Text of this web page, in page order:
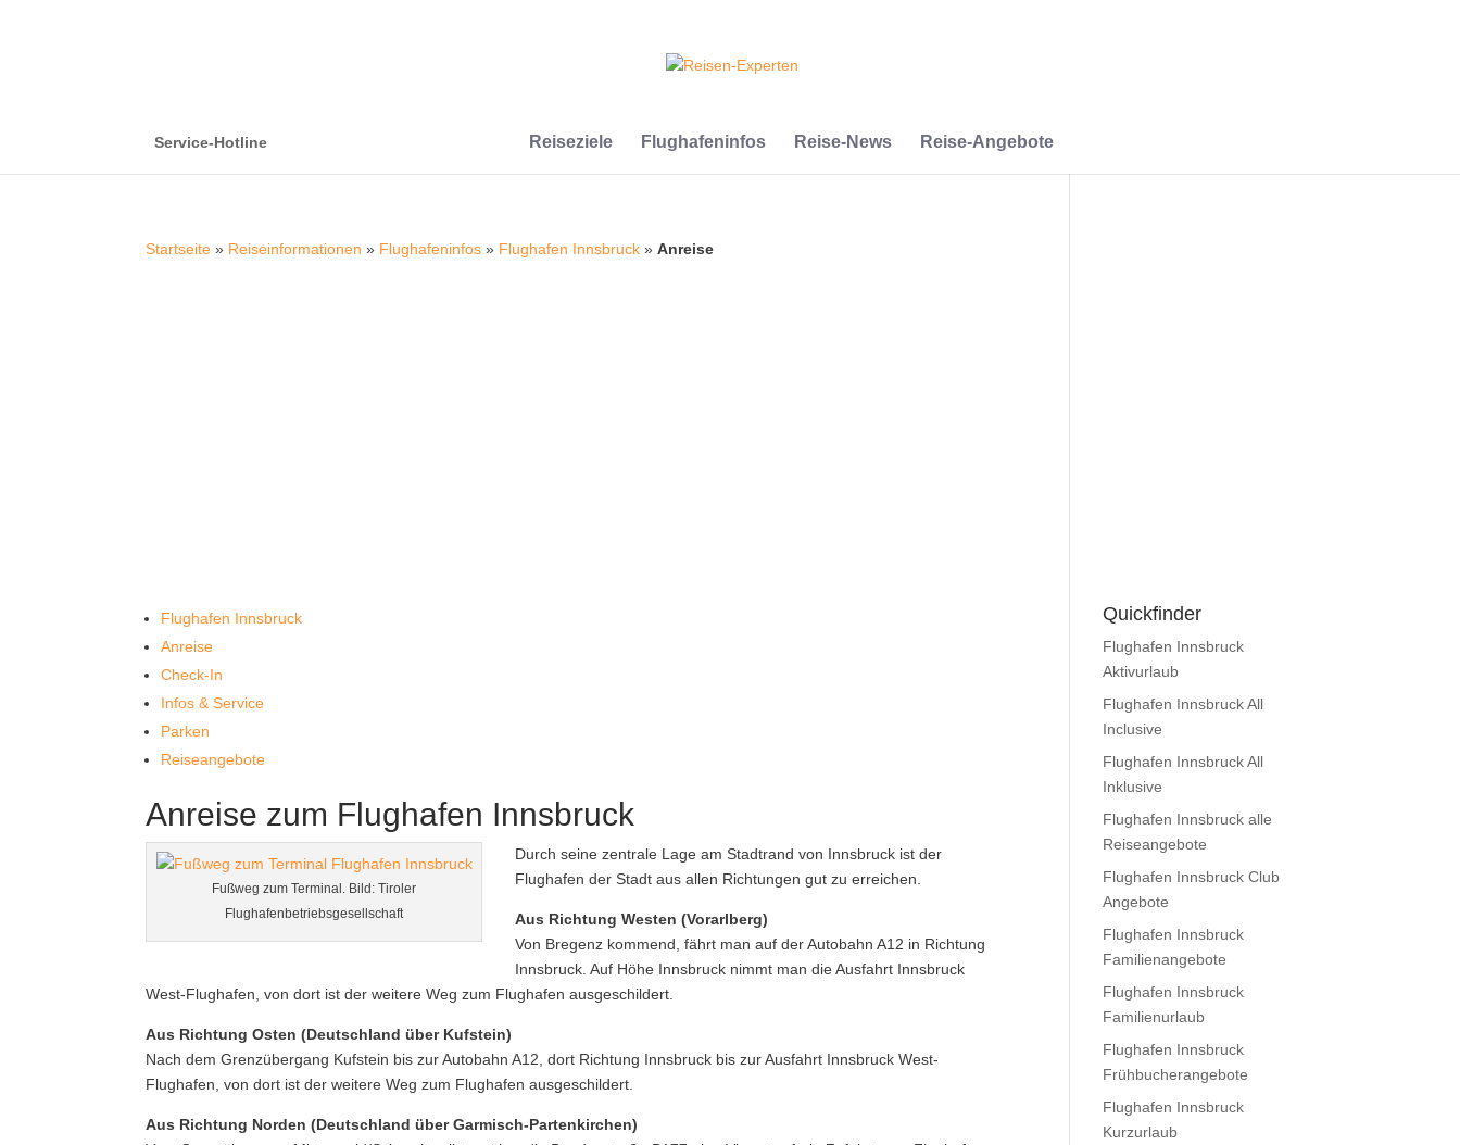
Service-Hotline Reiseziele Flughafeninfos Reise-News Reise-Angebote
Startseite » Reiseinformationen » Flughafeninfos » Flughafen Innsbruck »Anreise
Flughafen Innsbruck
Anreise
Check-In
Infos & Service
Parken
Reiseangebote
Anreise zum Flughafen Innsbruck
Fußweg zum Terminal. Bild: Tiroler
Flughafenbetriebsgesellschaft
Durch seine zentrale Lage am Stadtrand von Innsbruck ist der
Flughafen der Stadt aus allen Richtungen gut zu erreichen.
Aus Richtung Westen (Vorarlberg)
Von Bregenz kommend, fährt man auf der Autobahn A12 in Richtung
Innsbruck. Auf Höhe Innsbruck nimmt man die Ausfahrt Innsbruck
West-Flughafen, von dort ist der weitere Weg zum Flughafen ausgeschildert.
Aus Richtung Osten (Deutschland über Kufstein)
Nach dem Grenzübergang Kufstein bis zur Autobahn A12, dort Richtung Innsbruck bis zur Ausfahrt Innsbruck West-
Flughafen, von dort ist der weitere Weg zum Flughafen ausgeschildert.
Aus Richtung Norden (Deutschland über Garmisch-Partenkirchen)
Quickfinder
Flughafen Innsbruck
Aktivurlaub
Flughafen Innsbruck All
Inclusive
Flughafen Innsbruck All
Inklusive
Flughafen Innsbruck alle
Reiseangebote
Flughafen Innsbruck Club
Angebote
Flughafen Innsbruck
Familienangebote
Flughafen Innsbruck
Familienurlaub
Flughafen Innsbruck
Frühbucherangebote
Flughafen Innsbruck
Kurzurlaub